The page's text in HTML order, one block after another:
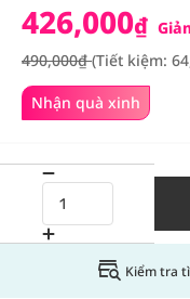
Nhận quà xinh
426,000₫
490,000₫(Tiết kiệm:
Kiểm tra